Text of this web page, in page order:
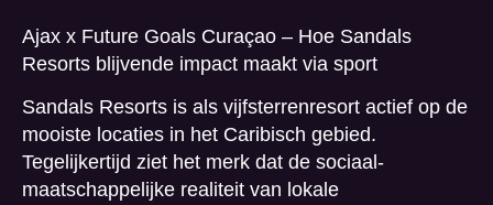
Ajax x Future Goals Curaçao – Hoe Sandals
Resorts blijvende impact maakt via sport
Sandals Resorts is als vijfsterrenresort actief op de
mooiste locaties in het Caribisch gebied.
Tegelijkertijd ziet het merk dat de sociaal-
maatschappelijke realiteit van lokale